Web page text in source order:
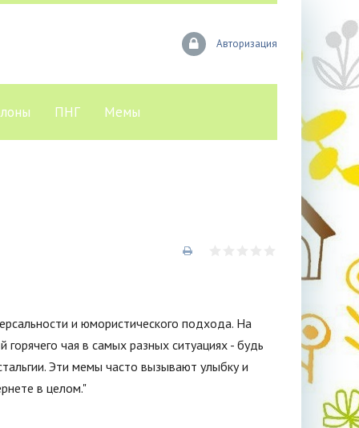
Авторизация
ПНГ Мемы
и юмористического подхода. На
чая в самых разных ситуациях - будь
Эти мемы часто вызывают улыбку и
в целом."